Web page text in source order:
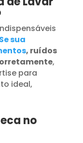
Se sua
, ruídos
,
para
ideal,
no